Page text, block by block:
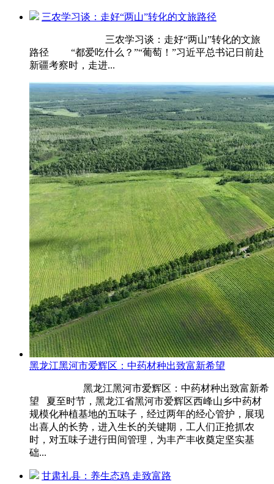
三农学习谈：走好“两山”转化的文旅路径
三农学习谈：走好“两山”转化的文旅
路径 “都爱吃什么？”“葡萄！”习近平总书记日前赴
新疆考察时，走进...
黑龙江黑河市爱辉区：中药材种出致富新希望
黑龙江黑河市爱辉区：中药材种出致富新希
望 夏至时节，黑龙江省黑河市爱辉区西峰山乡中药材
规模化种植基地的五味子，经过两年的经心管护，展现
出喜人的长势，进入生长的关键期，工人们正抢抓农
时，对五味子进行田间管理，为丰产丰收奠定坚实基
础...
甘肃礼县：养生态鸡 走致富路